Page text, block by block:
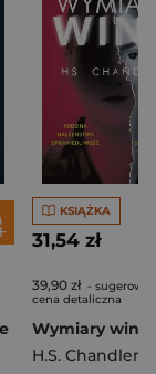
KSIĄŻKA
31,54 zł
39,90 zł -
cena detaliczna
Wymiary winy
H.S. Chandler